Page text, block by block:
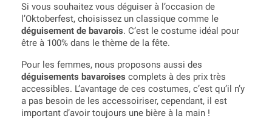
Si vous souhaitez vous déguiser à l’occasion de
l’Oktoberfest, choisissez un classique comme le
déguisement de bavarois. C’est le costume idéal pour
être à 100% dans le thème de la fête.
Pour les femmes, nous proposons aussi des
déguisements bavaroises complets à des prix très
accessibles. L’avantage de ces costumes, c’est qu’il n’y
a pas besoin de les accessoiriser, cependant, il est
important d’avoir toujours une bière à la main !